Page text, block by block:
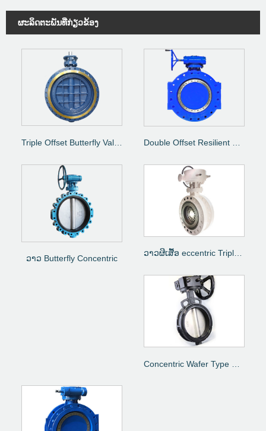
ຜະ​ລິດ​ຕະ​ພັນ​ທີ່​ກ່ຽວ​ຂ້ອງ
ວາວ Butterfly Concentric
ວາວຜີເສື້ອ eccentric Triple Eccentric